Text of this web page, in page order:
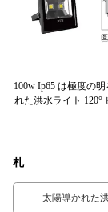
100w Ip65 は極度の
れた洪水ライト 120°
札
太陽導かれた